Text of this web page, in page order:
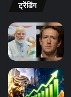
ट्रेंडिंग